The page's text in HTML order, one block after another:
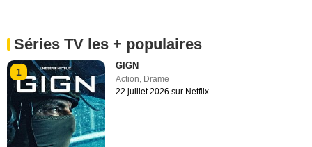
Séries TV les + populaires
1
GIGN
Action, Drame
22 juillet 2026 sur Netflix